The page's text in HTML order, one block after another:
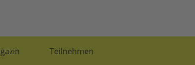
Teilnehmen